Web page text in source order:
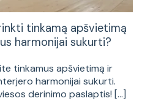
tinkamą apšvietimą
harmonijai sukurti?
tinkamus apšvietimą ir
harmonijai sukurti.
derinimo paslaptis! [...]